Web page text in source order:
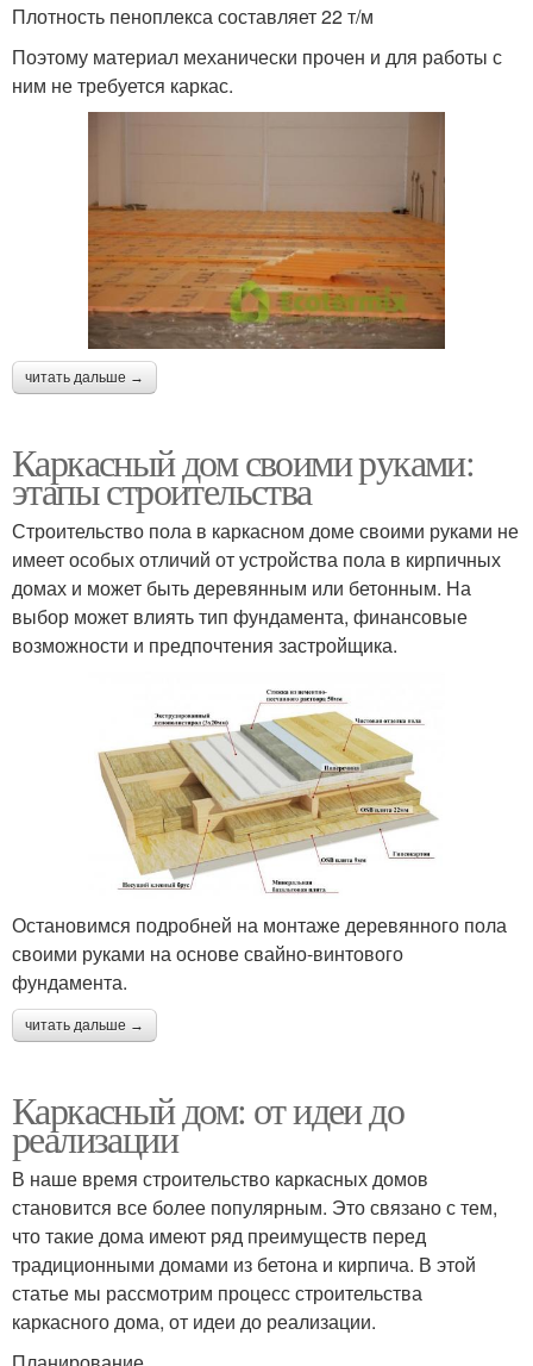
Плотность пеноплекса составляет 22 т/м
Поэтому материал механически прочен и для работы с
ним не требуется каркас.
читать дальше →
Каркасный дом своими руками:
этапы строительства
Строительство пола в каркасном доме своими руками не
имеет особых отличий от устройства пола в кирпичных
домах и может быть деревянным или бетонным. На
выбор может влиять тип фундамента, финансовые
возможности и предпочтения застройщика.
Остановимся подробней на монтаже деревянного пола
своими руками на основе свайно-винтового
фундамента.
читать дальше →
Каркасный дом: от идеи до
реализации
В наше время строительство каркасных домов
становится все более популярным. Это связано с тем,
что такие дома имеют ряд преимуществ перед
традиционными домами из бетона и кирпича. В этой
статье мы рассмотрим процесс строительства
каркасного дома, от идеи до реализации.